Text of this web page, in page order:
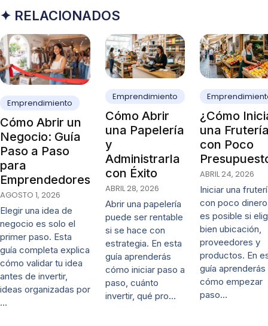
✦ RELACIONADOS
Emprendimiento
Cómo Abrir un
Negocio: Guía
Paso a Paso
para
Emprendedores
AGOSTO 1, 2026
Elegir una idea de
negocio es solo el
primer paso. Esta
guía completa explica
cómo validar tu idea
antes de invertir,
ideas organizadas por
…
Emprendimiento
Cómo Abrir
una Papelería
y
Administrarla
con Éxito
ABRIL 28, 2026
Abrir una papelería
puede ser rentable
si se hace con
estrategia. En esta
guía aprenderás
cómo iniciar paso a
paso, cuánto
invertir, qué pro…
¿Cómo
una
con Poco
ABRIL 24, 2026
Iniciar una
con poco dinero
es posible si
bien ubicación,
proveedores y
productos. En
guía aprenderás
cómo empezar
paso…